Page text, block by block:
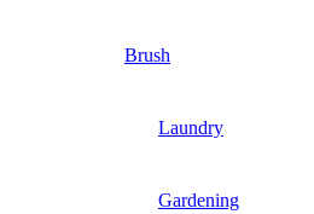
Brush
Laundry
Gardening